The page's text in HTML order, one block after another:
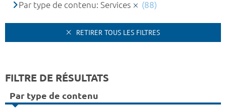
Par type de contenu: Services (88)
RETIRER TOUS LES FILTRES
FILTRE DE RÉSULTATS
Par type de contenu